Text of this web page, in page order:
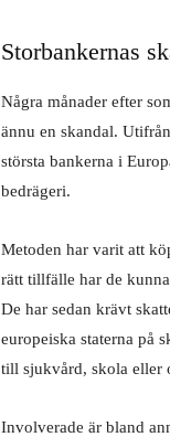
Storbankernas
Några månader efter
ännu en skandal.
största bankerna i
bedrägeri.
Metoden har varit att
rätt tillfälle har de
De har sedan krävt
europeiska staterna på
till sjukvård, skola eller
Involverade är bland